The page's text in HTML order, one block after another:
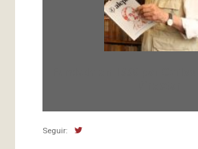
Seguir: